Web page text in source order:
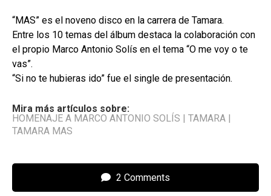
“MAS” es el noveno disco en la carrera de Tamara.
Entre los 10 temas del álbum destaca la colaboración con
el propio Marco Antonio Solís en el tema “O me voy o te
vas”.
“Si no te hubieras ido” fue el single de presentación.
Mira más artículos sobre:
HOMENAJE A MARCO ANTONIO SOLÍS
TAMARA
TAMARA MAS
2 Comments